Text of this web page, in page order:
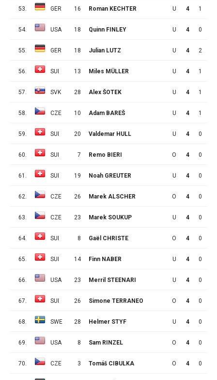
53. GER 16 Roman KECHTER U 4 1
54. USA 18 Quinn FINLEY U 4 0
55. GER 18 Julian LUTZ U 4 2
56. SUI 13 Miles MÜLLER U 4 1
57. SVK 28 Alex ŠOTEK U 4 1
58. CZE 10 Adam BAREŠ U 4 1
59. SUI 20 Valdemar HULL U 4 0
60. SUI 7 Remo BIERI O 4 0
61. SUI 19 Noah GREUTER U 4 0
62. CZE 26 Marek ALSCHER O 4 0
63. CZE 23 Marek SOUKUP U 4 0
64. SUI 8 Gaël CHRISTE O 4 0
65. SUI 14 Finn NABER U 4 0
66. USA 23 Merril STEENARI U 4 0
67. SUI 26 Simone TERRANEO O 4 0
68. SWE 28 Helmer STYF U 4 0
69. USA 8 Sam RINZEL O 4 0
70. CZE 3 Tomáš CIBULKA O 4 0